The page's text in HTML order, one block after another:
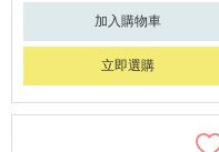
加入購物車
立即選購